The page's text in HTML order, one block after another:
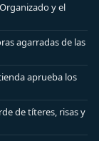
y el
agarradas de las
aprueba los
de títeres, risas y